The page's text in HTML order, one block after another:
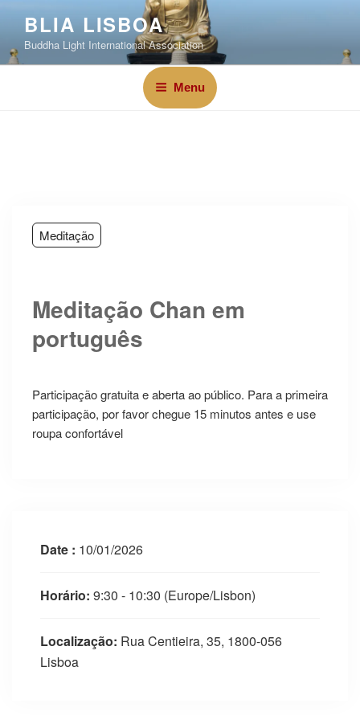
BLIA LISBOA
Buddha Light International Association
Menu
Meditação
Meditação Chan em
português
Participação gratuita e aberta ao público. Para a primeira
participação, por favor chegue 15 minutos antes e use
roupa confortável
Date : 10/01/2026
Horário: 9:30 - 10:30 (Europe/Lisbon)
Localização: Rua Centieira, 35, 1800-056
Lisboa